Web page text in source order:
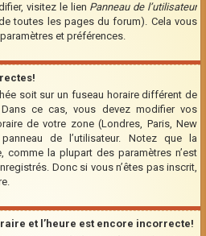
visitez le lien Panneau de l’utilisateur
toutes les pages du forum). Cela vous
et préférences.
soit sur un fuseau horaire différent de
ce cas, vous devez modifier vos
de votre zone (Londres, Paris, New
de l’utilisateur. Notez que la
comme la plupart des paramètres n’est
Donc si vous n’êtes pas inscrit,
et l’heure est encore incorrecte!